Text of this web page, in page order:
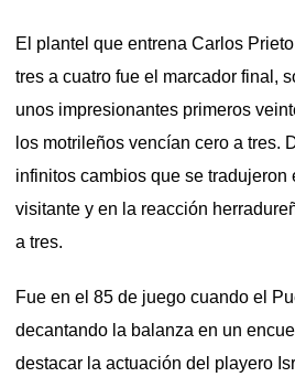
El plantel que entrena Carlos
tres a cuatro fue el marcador final,
unos impresionantes primeros
los motrileños vencían cero a tres.
infinitos cambios que se tradujeron
visitante y en la reacción
a tres.
Fue en el 85 de juego cuando el
decantando la balanza en un
destacar la actuación del playero